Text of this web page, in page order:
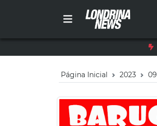
Página Inicial 2023 09